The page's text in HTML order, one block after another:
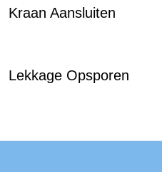
Kraan Aansluiten
Lekkage Opsporen